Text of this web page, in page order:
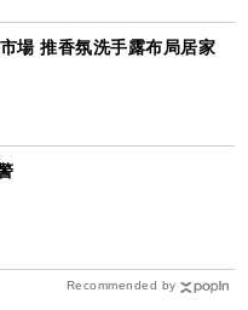
場 推香氛洗手露布局居家
Recommended by